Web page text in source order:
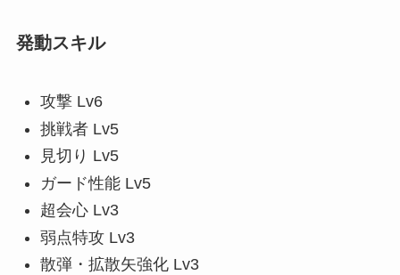
発動スキル
攻撃 Lv6
挑戦者 Lv5
見切り Lv5
ガード性能 Lv5
超会心 Lv3
弱点特攻 Lv3
散弾・拡散矢強化 Lv3